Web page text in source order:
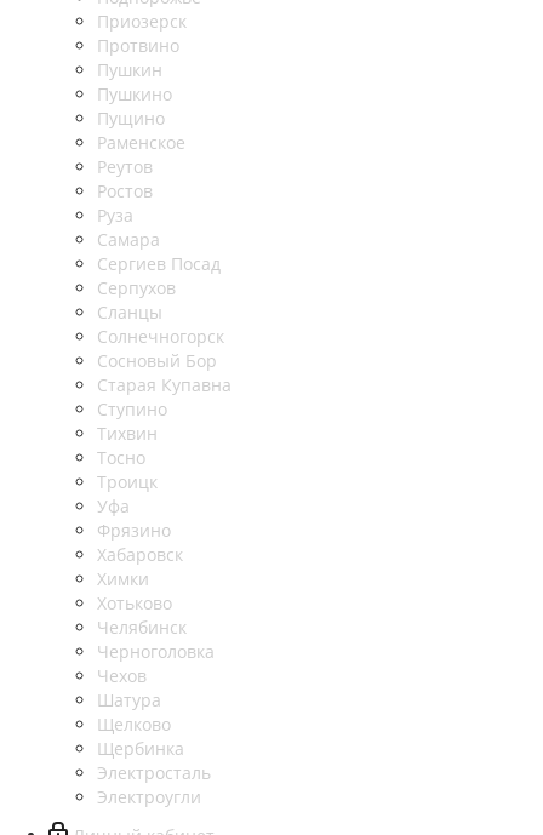
Приозерск
Протвино
Пушкин
Пушкино
Пущино
Раменское
Реутов
Ростов
Руза
Самара
Сергиев Посад
Серпухов
Сланцы
Солнечногорск
Сосновый Бор
Старая Купавна
Ступино
Тихвин
Тосно
Троицк
Уфа
Фрязино
Хабаровск
Химки
Хотьково
Челябинск
Черноголовка
Чехов
Шатура
Щелково
Щербинка
Электросталь
Электроугли